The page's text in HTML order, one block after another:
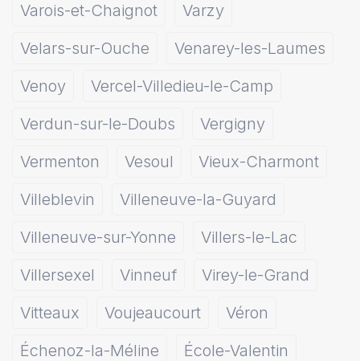
Varois-et-Chaignot
Varzy
Velars-sur-Ouche
Venarey-les-Laumes
Venoy
Vercel-Villedieu-le-Camp
Verdun-sur-le-Doubs
Vergigny
Vermenton
Vesoul
Vieux-Charmont
Villeblevin
Villeneuve-la-Guyard
Villeneuve-sur-Yonne
Villers-le-Lac
Villersexel
Vinneuf
Virey-le-Grand
Vitteaux
Voujeaucourt
Véron
Échenoz-la-Méline
École-Valentin